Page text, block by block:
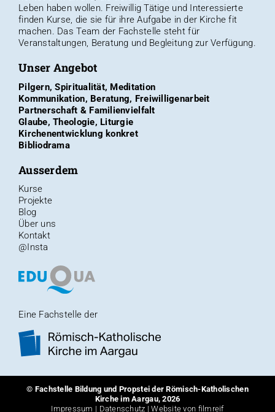
Leben haben wollen. Freiwillig Tätige und Interessierte
finden Kurse, die sie für ihre Aufgabe in der Kirche fit
machen. DasTeam der Fachstelle steht für
Veranstaltungen, Beratung und Begleitung zur Verfügung.
Unser Angebot
Pilgern, Spiritualität, Meditation
Kommunikation, Beratung, Freiwilligenarbeit
Partnerschaft & Familienvielfalt
Glaube, Theologie, Liturgie
Kirchenentwicklung konkret
Bibliodrama
Ausserdem
Kurse
Projekte
Blog
Über uns
Kontakt
@Insta
Eine Fachstelle der
© Fachstelle Bildung und Propstei derRömisch-Katholischen
Kirche im Aargau, 2026
Impressum | Datenschutz |Website von filmreif